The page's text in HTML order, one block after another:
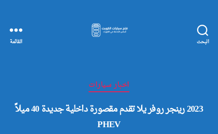
البحث
الكويت
القائمة
التصنيفات
اخبار سيارات
2023 رينجر روفر يلا تقدم مقصورة داخلية جديدة 40 ميلاً
PHEV